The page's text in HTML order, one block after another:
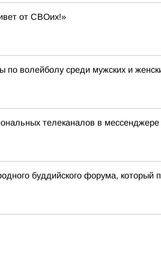
от СВОих!»
волейболу среди мужских и
телеканалов в
буддийского форума, который